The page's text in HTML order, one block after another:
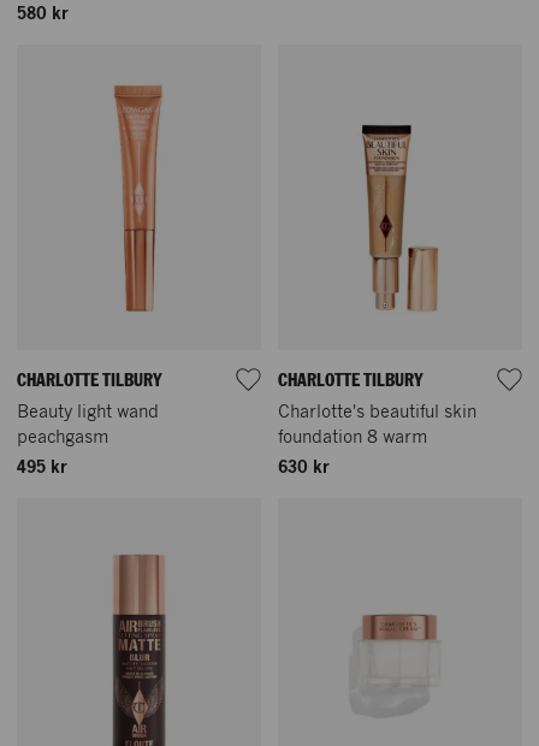
580 kr
CHARLOTTE TILBURY
Beauty light wand
peachgasm
495 kr
CHARLOTTE TILBURY
Charlotte's beautiful skin
foundation 8 warm
630 kr